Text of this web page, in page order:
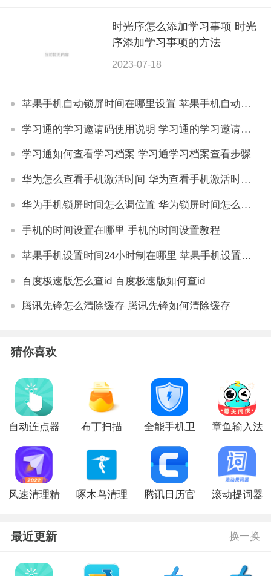
时光序怎么添加学习事项 时光
序添加学习事项的方法
2023-07-18
苹果手机自动锁屏时间在哪里设置 苹果手机自动锁屏时间设置方法
学习通的学习邀请码使用说明 学习通的学习邀请码怎么用
学习通如何查看学习档案 学习通学习档案查看步骤
华为怎么查看手机激活时间 华为查看手机激活时间在哪里
华为手机锁屏时间怎么调位置 华为锁屏时间怎么调到下方
手机的时间设置在哪里 手机的时间设置教程
苹果手机设置时间24小时制在哪里 苹果手机设置时间24小时制怎么设置
百度极速版怎么查id 百度极速版如何查id
腾讯先锋怎么清除缓存 腾讯先锋如何清除缓存
猜你喜欢
自动连点器
布丁扫描
全能手机卫
章鱼输入法
风速清理精
啄木鸟清理
腾讯日历官
滚动提词器
最近更新 换一换